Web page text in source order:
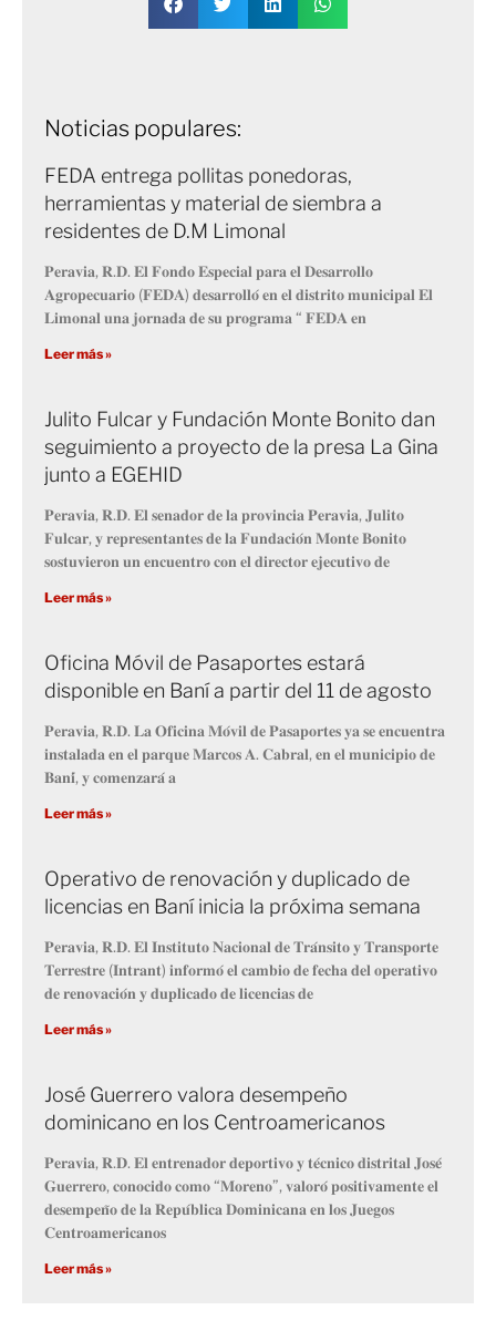
Noticias populares:
FEDA entrega pollitas ponedoras,
herramientas y material de siembra a
residentes de D.M Limonal
𝐏𝐞𝐫𝐚𝐯𝐢𝐚, 𝐑.𝐃. 𝐄𝐥 𝐅𝐨𝐧𝐝𝐨 𝐄𝐬𝐩𝐞𝐜𝐢𝐚𝐥 𝐩𝐚𝐫𝐚 𝐞𝐥 𝐃𝐞𝐬𝐚𝐫𝐫𝐨𝐥𝐥𝐨
𝐀𝐠𝐫𝐨𝐩𝐞𝐜𝐮𝐚𝐫𝐢𝐨 (𝐅𝐄𝐃𝐀) 𝐝𝐞𝐬𝐚𝐫𝐫𝐨𝐥𝐥𝐨́ 𝐞𝐧 𝐞𝐥 𝐝𝐢𝐬𝐭𝐫𝐢𝐭𝐨 𝐦𝐮𝐧𝐢𝐜𝐢𝐩𝐚𝐥 𝐄𝐥
𝐋𝐢𝐦𝐨𝐧𝐚𝐥 𝐮𝐧𝐚 𝐣𝐨𝐫𝐧𝐚𝐝𝐚 𝐝𝐞 𝐬𝐮 𝐩𝐫𝐨𝐠𝐫𝐚𝐦𝐚 “ 𝐅𝐄𝐃𝐀 𝐞𝐧
Leer más »
Julito Fulcar y Fundación Monte Bonito dan
seguimiento a proyecto de la presa La Gina
junto a EGEHID
𝐏𝐞𝐫𝐚𝐯𝐢𝐚, 𝐑.𝐃. 𝐄𝐥 𝐬𝐞𝐧𝐚𝐝𝐨𝐫 𝐝𝐞 𝐥𝐚 𝐩𝐫𝐨𝐯𝐢𝐧𝐜𝐢𝐚 𝐏𝐞𝐫𝐚𝐯𝐢𝐚, 𝐉𝐮𝐥𝐢𝐭𝐨
𝐅𝐮𝐥𝐜𝐚𝐫, 𝐲 𝐫𝐞𝐩𝐫𝐞𝐬𝐞𝐧𝐭𝐚𝐧𝐭𝐞𝐬 𝐝𝐞 𝐥𝐚 𝐅𝐮𝐧𝐝𝐚𝐜𝐢𝐨́𝐧 𝐌𝐨𝐧𝐭𝐞 𝐁𝐨𝐧𝐢𝐭𝐨
𝐬𝐨𝐬𝐭𝐮𝐯𝐢𝐞𝐫𝐨𝐧 𝐮𝐧 𝐞𝐧𝐜𝐮𝐞𝐧𝐭𝐫𝐨 𝐜𝐨𝐧 𝐞𝐥 𝐝𝐢𝐫𝐞𝐜𝐭𝐨𝐫 𝐞𝐣𝐞𝐜𝐮𝐭𝐢𝐯𝐨 𝐝𝐞
Leer más »
Oficina Móvil de Pasaportes estará
disponible en Baní a partir del 11 de agosto
𝐏𝐞𝐫𝐚𝐯𝐢𝐚, 𝐑.𝐃. 𝐋𝐚 𝐎𝐟𝐢𝐜𝐢𝐧𝐚 𝐌𝐨́𝐯𝐢𝐥 𝐝𝐞 𝐏𝐚𝐬𝐚𝐩𝐨𝐫𝐭𝐞𝐬 𝐲𝐚 𝐬𝐞 𝐞𝐧𝐜𝐮𝐞𝐧𝐭𝐫𝐚
𝐢𝐧𝐬𝐭𝐚𝐥𝐚𝐝𝐚 𝐞𝐧 𝐞𝐥 𝐩𝐚𝐫𝐪𝐮𝐞 𝐌𝐚𝐫𝐜𝐨𝐬 𝐀. 𝐂𝐚𝐛𝐫𝐚𝐥, 𝐞𝐧 𝐞𝐥 𝐦𝐮𝐧𝐢𝐜𝐢𝐩𝐢𝐨 𝐝𝐞
𝐁𝐚𝐧𝐢́, 𝐲 𝐜𝐨𝐦𝐞𝐧𝐳𝐚𝐫𝐚́ 𝐚
Leer más »
Operativo de renovación y duplicado de
licencias en Baní inicia la próxima semana
𝐏𝐞𝐫𝐚𝐯𝐢𝐚, 𝐑.𝐃. 𝐄𝐥 𝐈𝐧𝐬𝐭𝐢𝐭𝐮𝐭𝐨 𝐍𝐚𝐜𝐢𝐨𝐧𝐚𝐥 𝐝𝐞 𝐓𝐫𝐚́𝐧𝐬𝐢𝐭𝐨 𝐲 𝐓𝐫𝐚𝐧𝐬𝐩𝐨𝐫𝐭𝐞
𝐓𝐞𝐫𝐫𝐞𝐬𝐭𝐫𝐞 (𝐈𝐧𝐭𝐫𝐚𝐧𝐭) 𝐢𝐧𝐟𝐨𝐫𝐦𝐨́ 𝐞𝐥 𝐜𝐚𝐦𝐛𝐢𝐨 𝐝𝐞 𝐟𝐞𝐜𝐡𝐚 𝐝𝐞𝐥 𝐨𝐩𝐞𝐫𝐚𝐭𝐢𝐯𝐨
𝐝𝐞 𝐫𝐞𝐧𝐨𝐯𝐚𝐜𝐢𝐨́𝐧 𝐲 𝐝𝐮𝐩𝐥𝐢𝐜𝐚𝐝𝐨 𝐝𝐞 𝐥𝐢𝐜𝐞𝐧𝐜𝐢𝐚𝐬 𝐝𝐞
Leer más »
José Guerrero valora desempeño
dominicano en los Centroamericanos
𝐏𝐞𝐫𝐚𝐯𝐢𝐚, 𝐑.𝐃. 𝐄𝐥 𝐞𝐧𝐭𝐫𝐞𝐧𝐚𝐝𝐨𝐫 𝐝𝐞𝐩𝐨𝐫𝐭𝐢𝐯𝐨 𝐲 𝐭𝐞́𝐜𝐧𝐢𝐜𝐨 𝐝𝐢𝐬𝐭𝐫𝐢𝐭𝐚𝐥 𝐉𝐨𝐬𝐞́
𝐆𝐮𝐞𝐫𝐫𝐞𝐫𝐨, 𝐜𝐨𝐧𝐨𝐜𝐢𝐝𝐨 𝐜𝐨𝐦𝐨 “𝐌𝐨𝐫𝐞𝐧𝐨”, 𝐯𝐚𝐥𝐨𝐫𝐨́ 𝐩𝐨𝐬𝐢𝐭𝐢𝐯𝐚𝐦𝐞𝐧𝐭𝐞 𝐞𝐥
𝐝𝐞𝐬𝐞𝐦𝐩𝐞𝐧̃𝐨 𝐝𝐞 𝐥𝐚 𝐑𝐞𝐩𝐮́𝐛𝐥𝐢𝐜𝐚 𝐃𝐨𝐦𝐢𝐧𝐢𝐜𝐚𝐧𝐚 𝐞𝐧 𝐥𝐨𝐬 𝐉𝐮𝐞𝐠𝐨𝐬
𝐂𝐞𝐧𝐭𝐫𝐨𝐚𝐦𝐞𝐫𝐢𝐜𝐚𝐧𝐨𝐬
Leer más »